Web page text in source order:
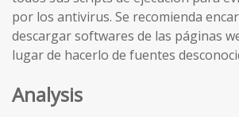
por los antivirus. Se recomienda
descargar softwares de las páginas
lugar de hacerlo de fuentes
Analysis